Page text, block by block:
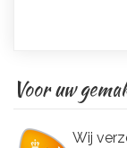
Voor uw
Wij